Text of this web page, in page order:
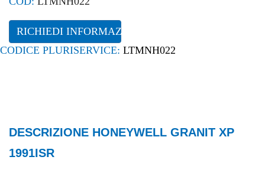
RICHIEDI INFORMAZIONI
CODICE PLURISERVICE: LTMNH022
DESCRIZIONE HONEYWELL GRANIT XP
1991ISR